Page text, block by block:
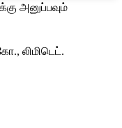
அனுப்பவும்
லிமிடெட்.